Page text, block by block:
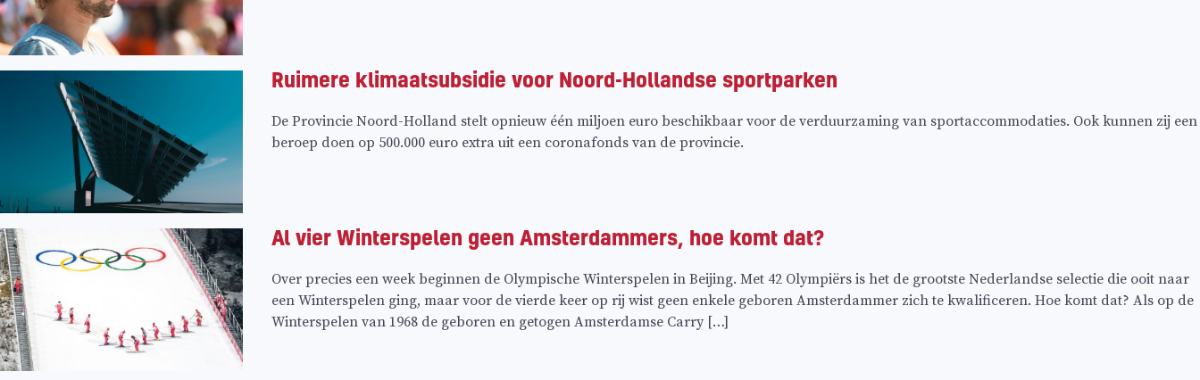
Ruimere klimaatsubsidie voor Noord-Hollandse sportparken
De Provincie Noord-Holland stelt opnieuw één miljoen euro beschikbaar voor de verduurzaming van sportaccommodaties. Ook kunnen zij een
beroep doen op 500.000 euro extra uit een coronafonds van de provincie.
Al vier Winterspelen geen Amsterdammers, hoe komt dat?
Over precies een week beginnen de Olympische Winterspelen in Beijing. Met 42 Olympiërs is het de grootste Nederlandse selectie die ooit naar
een Winterspelen ging, maar voor de vierde keer op rij wist geen enkele geboren Amsterdammer zich te kwalificeren. Hoe komt dat? Als op de
Winterspelen van 1968 de geboren en getogen Amsterdamse Carry […]